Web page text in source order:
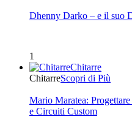
Dhenny Darko – e il suo
1
Chitarre
ChitarreScopri di Più
Mario Maratea:
e Circuiti Custom